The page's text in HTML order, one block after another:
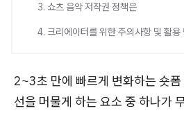
3. 쇼츠 음악 저작권 정책은
4. 크리에이터를 위한 주의사항 및 활용
2~3초 만에 빠르게 변화하는 숏
선을 머물게 하는 요소 중 하나가